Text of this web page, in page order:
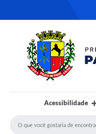
Acessibilidade